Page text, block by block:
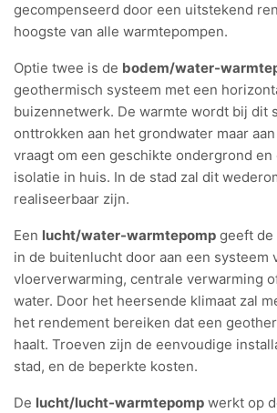
gecompenseerd door een uitstekend
hoogste van alle warmtepompen.
Optie twee is de bodem/water-
geothermisch systeem met een
buizennetwerk. De warmte wordt bij dit
onttrokken aan het grondwater maar
vraagt om een geschikte ondergrond en
isolatie in huis. In de stad zal dit
realiseerbaar zijn.
Een lucht/water-warmtepomp geeft de
in de buitenlucht door aan een systeem
vloerverwarming, centrale verwarming
water. Door het heersende klimaat zal
het rendement bereiken dat een
haalt. Troeven zijn de eenvoudige
stad, en de beperkte kosten.
De lucht/lucht-warmtepomp werkt op